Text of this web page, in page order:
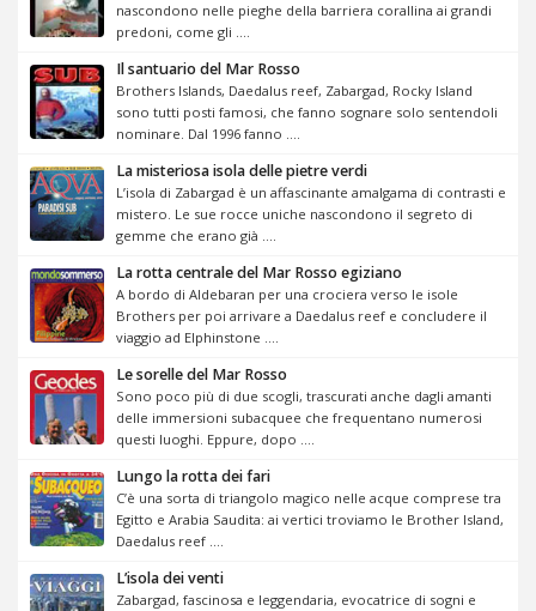
nascondono nelle pieghe della barriera corallina ai grandi
predoni, come gli ....
Il santuario del Mar Rosso
Brothers Islands, Daedalus reef, Zabargad, Rocky Island
sono tutti posti famosi, che fanno sognare solo sentendoli
nominare. Dal 1996 fanno ....
La misteriosa isola delle pietre verdi
L’isola di Zabargad è un affascinante amalgama di contrasti e
mistero. Le sue rocce uniche nascondono il segreto di
gemme che erano già ....
La rotta centrale del Mar Rosso egiziano
A bordo di Aldebaran per una crociera verso le isole
Brothers per poi arrivare a Daedalus reef e concludere il
viaggio ad Elphinstone ....
Le sorelle del Mar Rosso
Sono poco più di due scogli, trascurati anche dagli amanti
delle immersioni subacquee che frequentano numerosi
questi luoghi. Eppure, dopo ....
Lungo la rotta dei fari
C’è una sorta di triangolo magico nelle acque comprese tra
Egitto e Arabia Saudita: ai vertici troviamo le Brother Island,
Daedalus reef ....
L’isola dei venti
Zabargad, fascinosa e leggendaria, evocatrice di sogni e